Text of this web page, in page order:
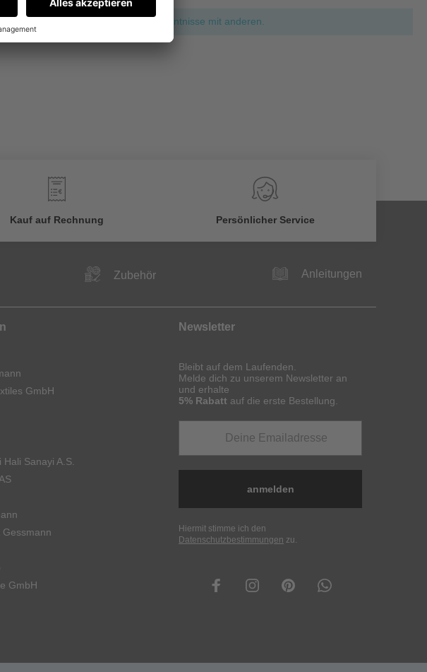
Sie voran und teilen Sie Ihre Erkenntnisse mit anderen.
€
Kauf auf Rechnung Persönlicher Service
Zubehör Anleitungen
GmbH
Hali Sanayi A.S.
Gessmann
GmbH
Newsletter
Bleibt auf dem Laufenden.
Melde dich zu unserem Newsletter an
und erhalte
5% Rabatt auf die erste Bestellung.
anmelden
Hiermit stimme ich den
Datenschutzbestimmungen zu.